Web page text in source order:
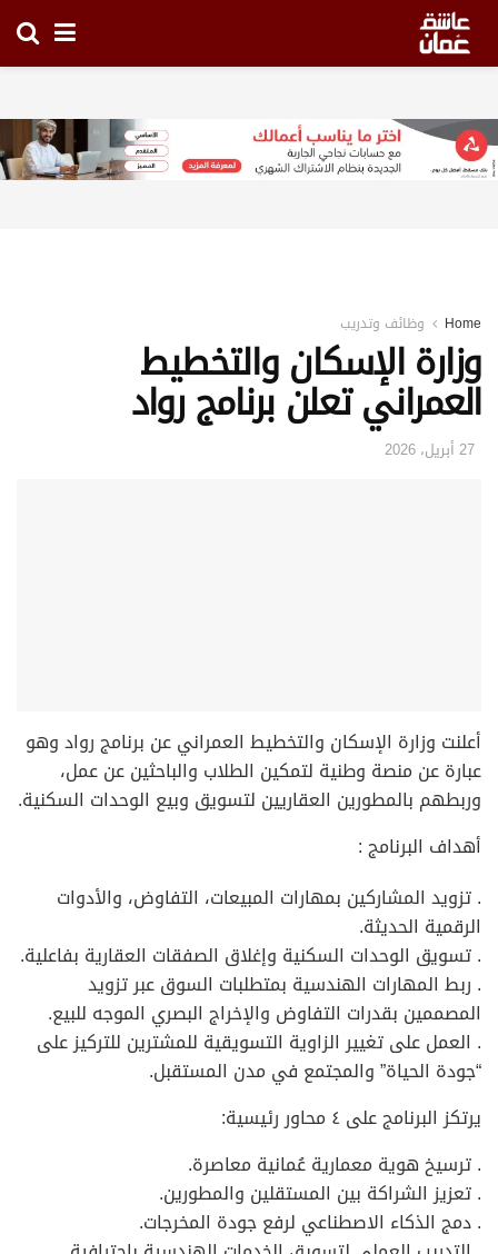
Home وظائف وتدريب
وزارة الإسكان والتخطيط
العمراني تعلن برنامج رواد
27 أبريل، 2026
أعلنت وزارة الإسكان والتخطيط العمراني عن برنامج رواد وهو
عبارة عن منصة وطنية لتمكين الطلاب والباحثين عن عمل،
وربطهم بالمطورين العقاريين لتسويق وبيع الوحدات السكنية.
أهداف البرنامج :
. تزويد المشاركين بمهارات المبيعات، التفاوض، والأدوات
الرقمية الحديثة.
. تسويق الوحدات السكنية وإغلاق الصفقات العقارية بفاعلية.
. ربط المهارات الهندسية بمتطلبات السوق عبر تزويد
المصممين بقدرات التفاوض والإخراج البصري الموجه للبيع.
. العمل على تغيير الزاوية التسويقية للمشترين للتركيز على
“جودة الحياة” والمجتمع في مدن المستقبل.
يرتكز البرنامج على ٤ محاور رئيسية:
. ترسيخ هوية معمارية عُمانية معاصرة.
. تعزيز الشراكة بين المستقلين والمطورين.
. دمج الذكاء الاصطناعي لرفع جودة المخرجات.